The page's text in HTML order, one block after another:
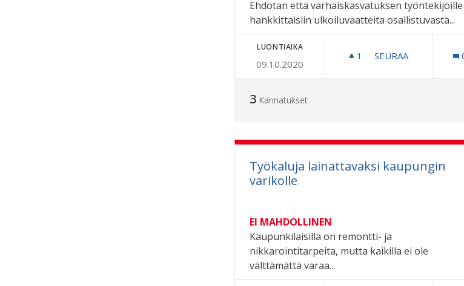
Ehdotan että varhaiskasvatuksen työntekijöille
hankkittaisiin ulkoiluvaatteita osallistuvasta...
LUONTIAIKA
09.10.2020
1 1 SEURAAJA
SEURAA
3 Kannatukset
Työkaluja lainattavaksi kaupungin
varikolle
EI MAHDOLLINEN
Kaupunkilaisilla on remontti- ja
nikkarointitarpeita, mutta kaikilla ei ole
välttämättä varaa...